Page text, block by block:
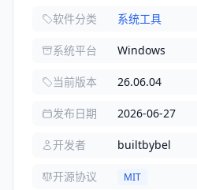
软件分类 系统工具
系统平台 Windows
当前版本 26.06.04
发布日期 2026-06-27
开发者 builtbybel
开源协议 MIT